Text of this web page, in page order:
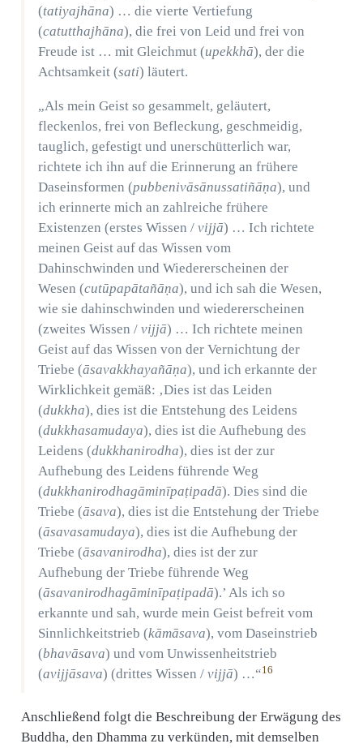
(tatiyajhāna) … die vierte Vertiefung
(catutthajhāna), die frei von Leid und frei von
Freude ist … mit Gleichmut (upekkhā), der die
Achtsamkeit (sati) läutert.
„Als mein Geist so gesammelt, geläutert,
fleckenlos, frei von Befleckung, geschmeidig,
tauglich, gefestigt und unerschütterlich war,
richtete ich ihn auf die Erinnerung an frühere
Daseinsformen (pubbenivāsānussatiñāṇa), und
ich erinnerte mich an zahlreiche frühere
Existenzen (erstes Wissen / vijjā) … Ich richtete
meinen Geist auf das Wissen vom
Dahinschwinden und Wiedererscheinen der
Wesen (cutūpapātañāṇa), und ich sah die Wesen,
wie sie dahinschwinden und wiedererscheinen
(zweites Wissen / vijjā) … Ich richtete meinen
Geist auf das Wissen von der Vernichtung der
Triebe (āsavakkhayañāṇa), und ich erkannte der
Wirklichkeit gemäß: ‚Dies ist das Leiden
(dukkha), dies ist die Entstehung des Leidens
(dukkhasamudaya), dies ist die Aufhebung des
Leidens (dukkhanirodha), dies ist der zur
Aufhebung des Leidens führende Weg
(dukkhanirodhagāminīpaṭipadā). Dies sind die
Triebe (āsava), dies ist die Entstehung der Triebe
(āsavasamudaya), dies ist die Aufhebung der
Triebe (āsavanirodha), dies ist der zur
Aufhebung der Triebe führende Weg
(āsavanirodhagāminīpaṭipadā).’ Als ich so
erkannte und sah, wurde mein Geist befreit vom
Sinnlichkeitstrieb (kāmāsava), vom Daseinstrieb
(bhavāsava) und vom Unwissenheitstrieb
(avijjāsava) (drittes Wissen / vijjā) …“16
Anschließend folgt die Beschreibung der Erwägung des
Buddha, den Dhamma zu verkünden, mit demselben